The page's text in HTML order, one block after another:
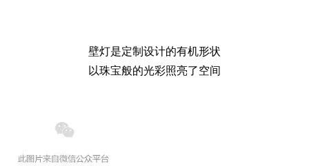
壁灯是定制设计的有机形状
以珠宝般的光彩照亮了空间